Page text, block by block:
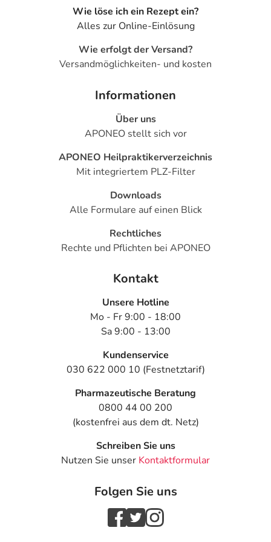
- Diabetes mellitus (Zuckerkrankheit)
- Verstopfung
- Kraftlosigkeit bzw. Schwäche
- Hautausschlag
- Nesselausschlag
Bemerken Sie eine Befindlichkeitsstörung oder
Veränderung während der Behandlung, wenden Sie sich
an Ihren Arzt oder Apotheker.
Nebenwirkungen berücksichtigt, die bei mindestens
Blut (Cholesterin):
Erwachsene 1 Tablette
Durchblutungsstörungen
Wie löse ich ein Rezept ein?
Alles zur Online-Einlösung
Wie erfolgt der Versand?
Versandmöglichkeiten- und kosten
Informationen
Über uns
APONEO stellt sich vor
APONEO Heilpraktikerverzeichnis
Mit integriertem PLZ-Filter
Downloads
Alle Formulare auf einen Blick
Rechtliches
Rechte und Pflichten bei APONEO
Kontakt
Unsere Hotline
Mo - Fr 9:00 - 18:00
Sa 9:00 - 13:00
Kundenservice
030 622 000 10 (Festnetztarif)
Pharmazeutische Beratung
0800 44 00 200
(kostenfrei aus dem dt. Netz)
Schreiben Sie uns
Nutzen Sie unser Kontaktformular
Folgen Sie uns